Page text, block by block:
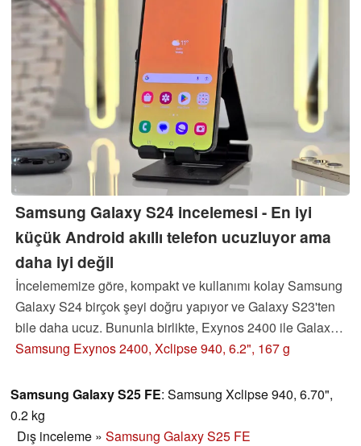
Samsung Galaxy S24 incelemesi - En iyi
küçük Android akıllı telefon ucuzluyor ama
daha iyi değil
İncelememize göre, kompakt ve kullanımı kolay Samsung
Galaxy S24 birçok şeyi doğru yapıyor ve Galaxy S23'ten
bile daha ucuz. Bununla birlikte, Exynos 2400 ile Galaxy
telefonunun verimlilik ve oyun açısından kanıtlaması
düşündüğümüz noktaları öğrenmek için okumaya devam
edin.
hala kapatıyoruz.
Samsung Exynos 2400, Xclipse 940, 6.2", 167 g
Samsung Galaxy S25 FE: Samsung Xclipse 940, 6.70",
0.2 kg
Dış inceleme » Samsung Galaxy S25 FE